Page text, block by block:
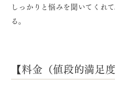
しっかりと悩みを聞いてくれ
る。
【料金（値段的満足度